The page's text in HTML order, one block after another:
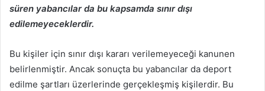
süren yabancılar da bu kapsamda sınır dışı
edilemeyeceklerdir.
Bu kişiler için sınır dışı kararı verilemeyeceği kanunen
belirlenmiştir. Ancak sonuçta bu yabancılar da deport
edilme şartları üzerlerinde gerçekleşmiş kişilerdir. Bu